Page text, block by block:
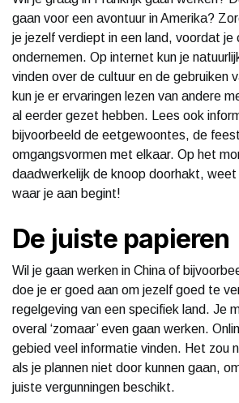
gaan voor een avontuur in Amerika?
je jezelf verdiept in een land, voordat
ondernemen. Op internet kun je
vinden over de cultuur en de gebruiken
kun je er ervaringen lezen van andere
al eerder gezet hebben. Lees ook
bijvoorbeeld de eetgewoontes, de
omgangsvormen met elkaar. Op het
daadwerkelijk de knoop doorhakt, weet
waar je aan begint!
De juiste papieren
Wil je gaan werken in China of
doe je er goed aan om jezelf goed te
regelgeving van een specifiek land. Je
overal ‘zomaar’ even gaan werken.
gebied veel informatie vinden. Het zou
als je plannen niet door kunnen gaan,
juiste vergunningen beschikt.